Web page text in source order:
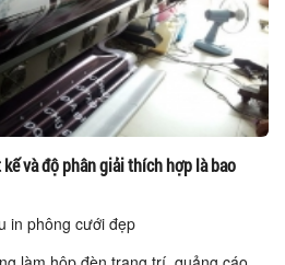
và độ phân giải thích hợp là bao
in phông cưới đẹp